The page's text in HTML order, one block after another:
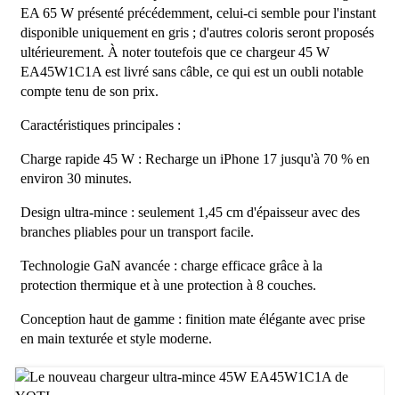
EA 65 W présenté précédemment, celui-ci semble pour l'instant
disponible uniquement en gris ; d'autres coloris seront proposés
ultérieurement. À noter toutefois que ce chargeur 45 W
EA45W1C1A est livré sans câble, ce qui est un oubli notable
compte tenu de son prix.
Caractéristiques principales :
Charge rapide 45 W : Recharge un iPhone 17 jusqu'à 70 % en
environ 30 minutes.
Design ultra-mince : seulement 1,45 cm d'épaisseur avec des
branches pliables pour un transport facile.
Technologie GaN avancée : charge efficace grâce à la
protection thermique et à une protection à 8 couches.
Conception haut de gamme : finition mate élégante avec prise
en main texturée et style moderne.